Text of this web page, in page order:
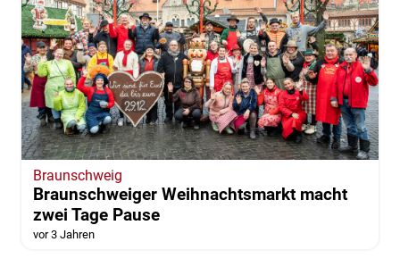
Braunschweig
Braunschweiger Weihnachtsmarkt macht
zwei Tage Pause
vor 3 Jahren